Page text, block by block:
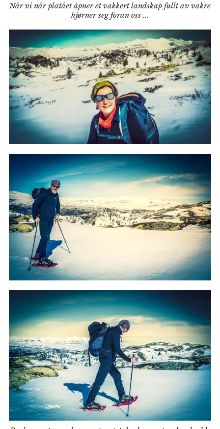
Når vi når platået åpner et vakkert landskap fullt av vakre
hjørner seg foran oss ...